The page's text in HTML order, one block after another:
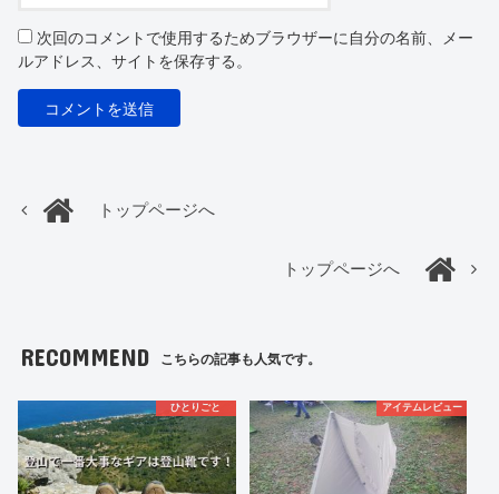
次回のコメントで使用するためブラウザーに自分の名前、メー
ルアドレス、サイトを保存する。
トップページへ
トップページへ
RECOMMEND こちらの記事も人気です。
ひとりごと アイテムレビュー